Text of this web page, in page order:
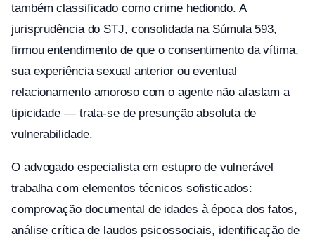
também classificado como crime hediondo. A
jurisprudência do STJ, consolidada na Súmula 593,
firmou entendimento de que o consentimento da vítima,
sua experiência sexual anterior ou eventual
relacionamento amoroso com o agente não afastam a
tipicidade — trata-se de presunção absoluta de
vulnerabilidade.
O advogado especialista em estupro de vulnerável
trabalha com elementos técnicos sofisticados:
comprovação documental de idades à época dos fatos,
análise crítica de laudos psicossociais, identificação de